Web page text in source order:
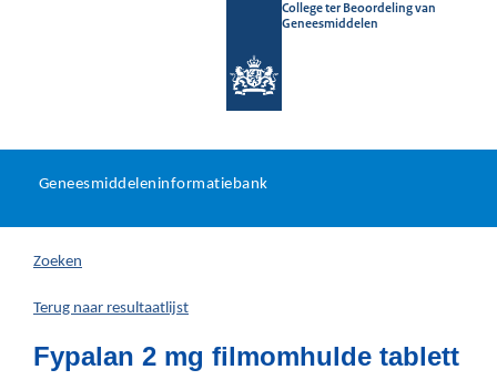
College ter Beoordeling van
Geneesmiddelen
U
hier:
Geneesmiddeleninformatiebank
Zoeken
Terug naar resultaatlijst
Fypalan 2 mg filmomhulde tablett